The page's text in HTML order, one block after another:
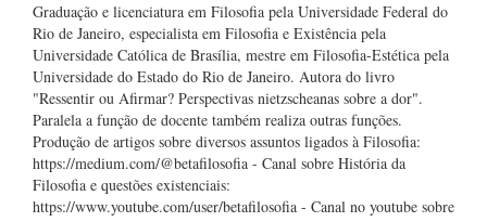
Graduação e licenciatura em Filosofia pela Universidade Federal do
Rio de Janeiro, especialista em Filosofia e Existência pela
Universidade Católica de Brasília, mestre em Filosofia-Estética pela
Universidade do Estado do Rio de Janeiro. Autora do livro
"Ressentir ou Afirmar? Perspectivas nietzscheanas sobre a dor".
Paralela a função de docente também realiza outras funções.
Produção de artigos sobre diversos assuntos ligados à Filosofia:
https://medium.com/@betafilosofia - Canal sobre História da
Filosofia e questões existenciais:
https://www.youtube.com/user/betafilosofia - Canal no youtube sobre